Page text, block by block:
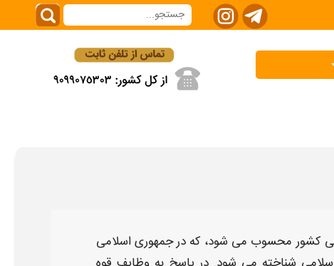
کشور محسوب می شود، که در جمهوری اسلامی